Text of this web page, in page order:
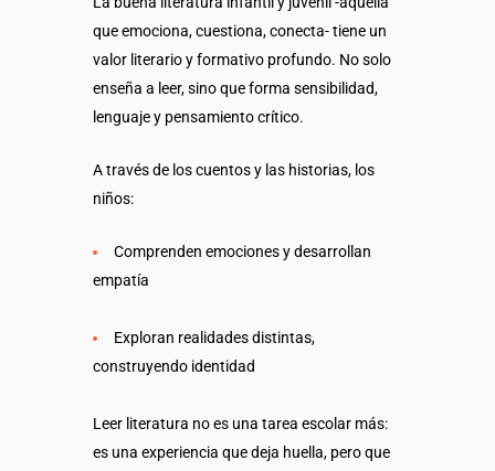
que emociona, cuestiona, conecta- tiene un
valor literarioy formativo profundo. No solo
enseña a leer, sino que forma sensibilidad,
lenguaje y pensamiento crítico.
A través de los cuentos y las historias, los
niños:
Comprenden emociones y desarrollan
empatía
Exploran realidades distintas,
construyendo identidad
Leer literatura no es una tarea escolar más:
es una experiencia que deja huella, pero que